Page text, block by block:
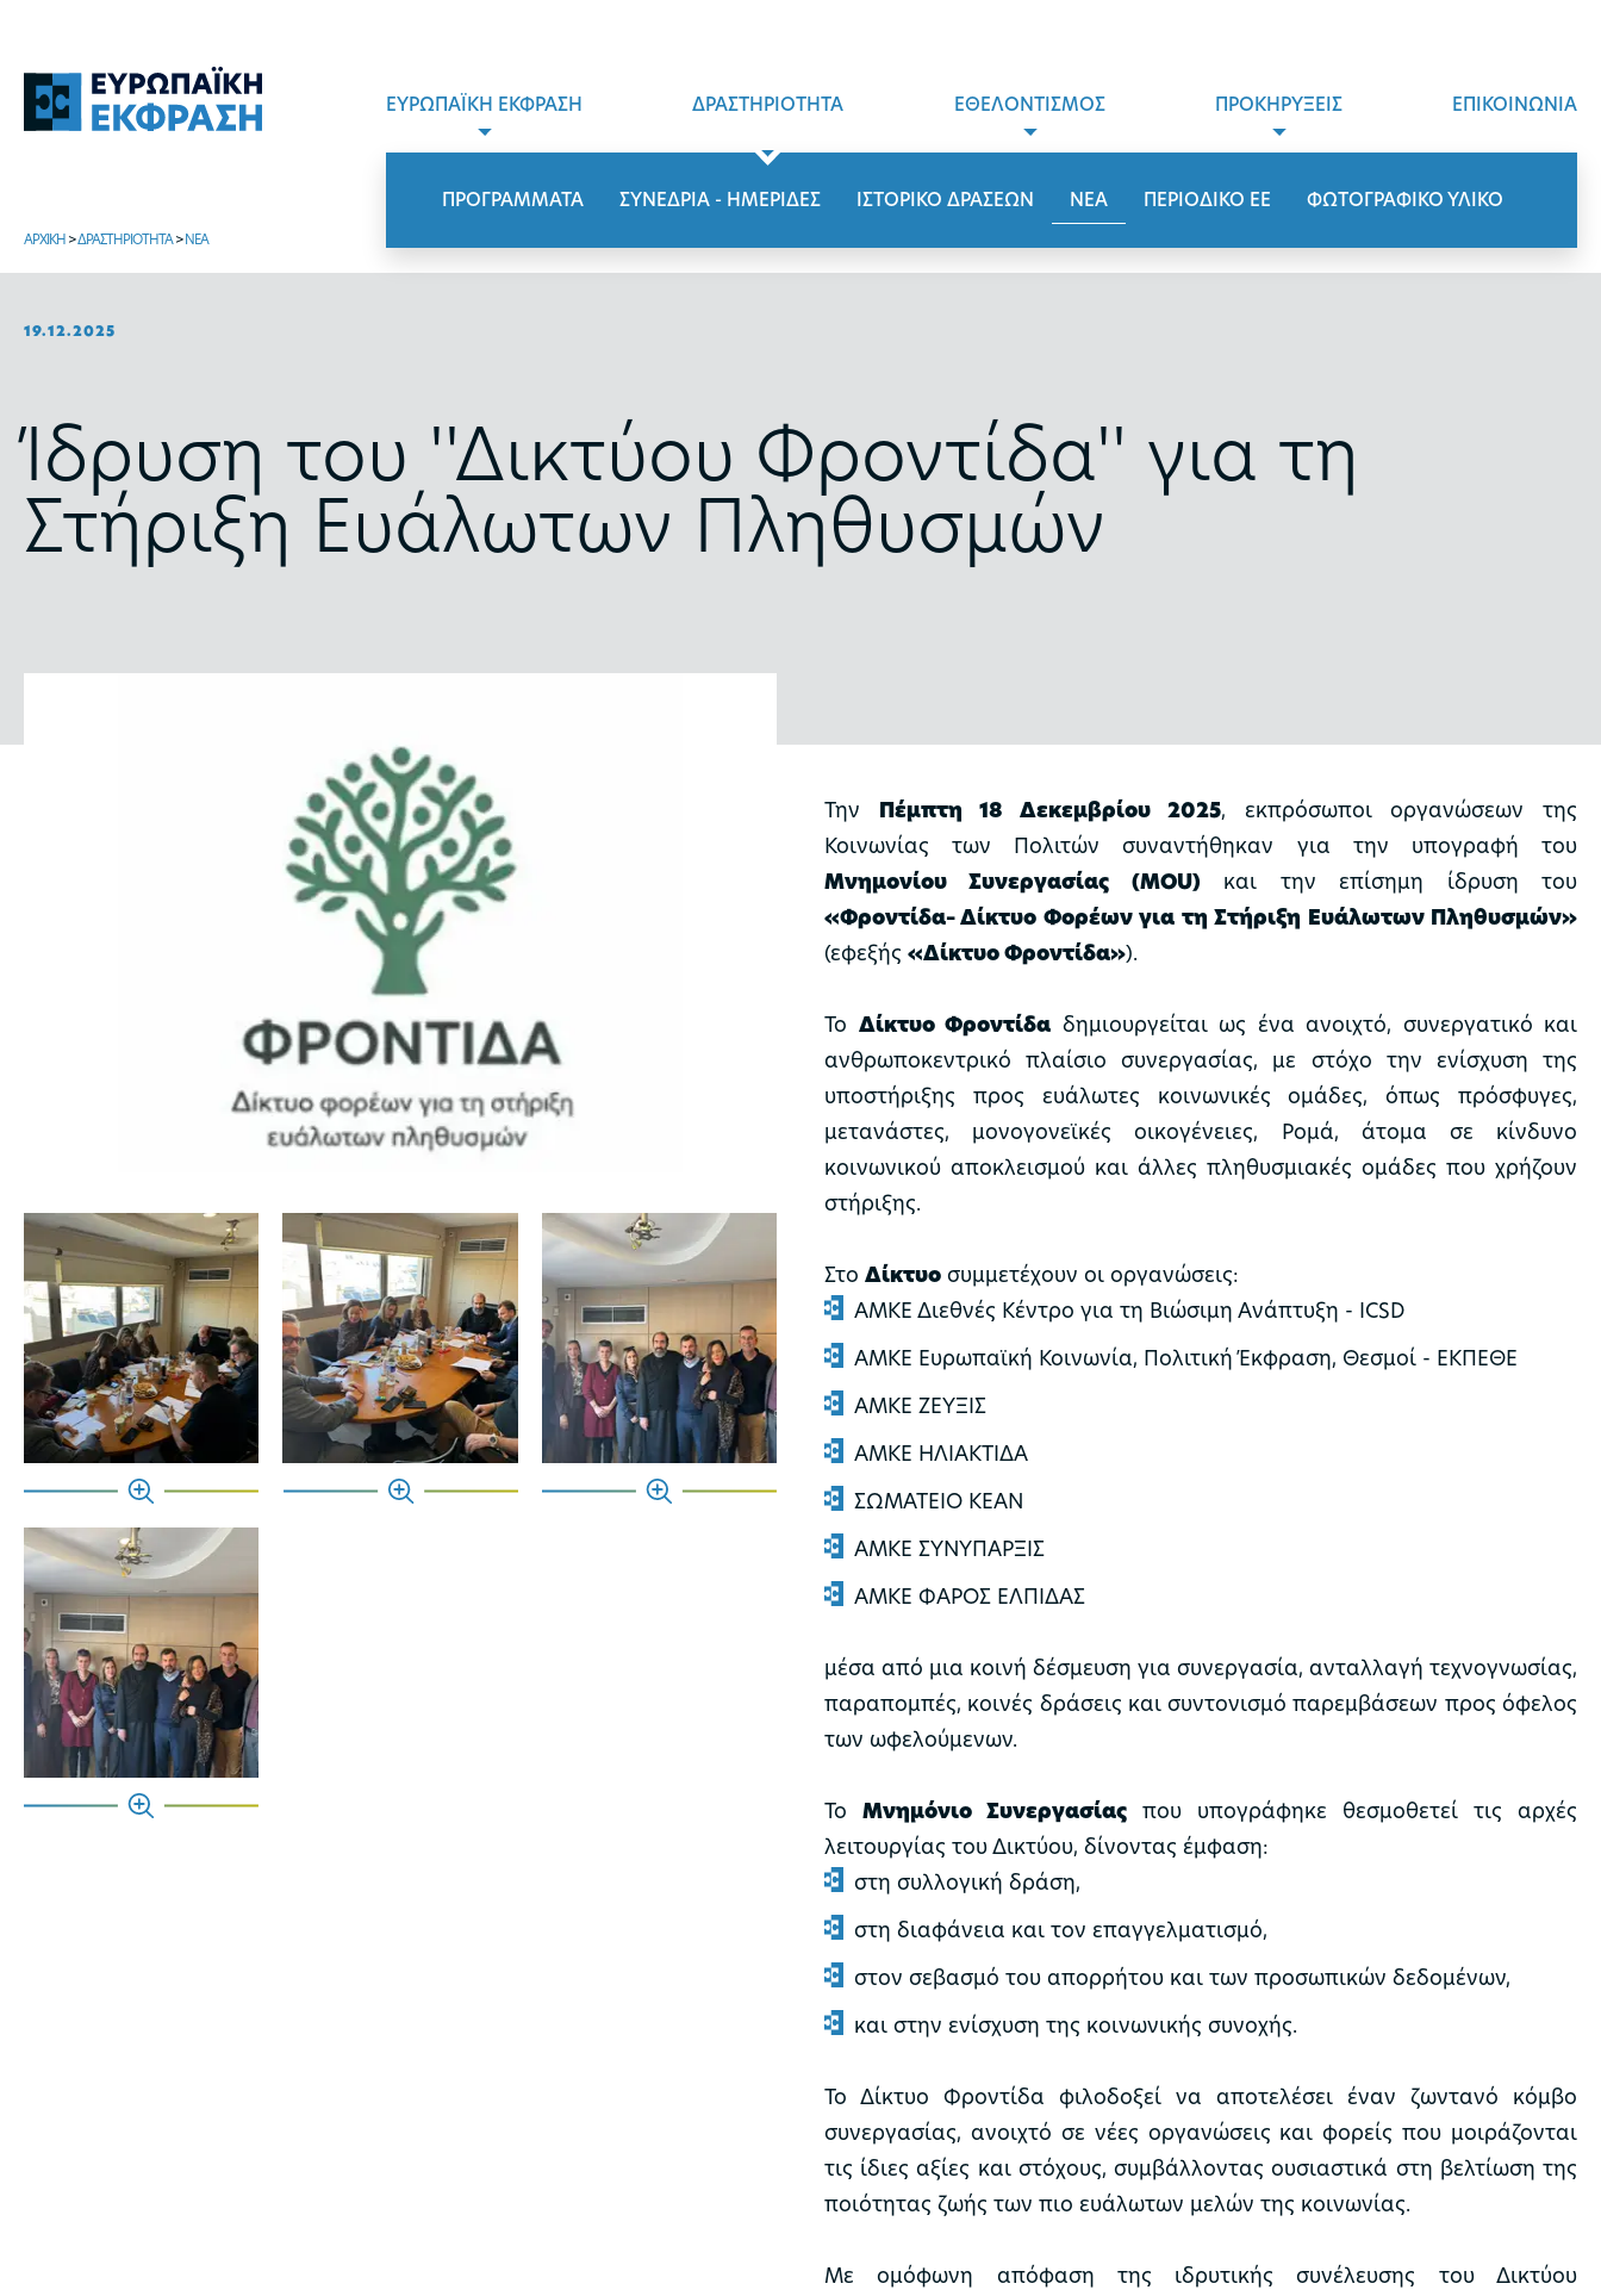
ΕΥΡΩΠΑΪΚΗ ΕΚΦΡΑΣΗ ΔΡΑΣΤΗΡΙΟΤΗΤΑ ΕΘΕΛΟΝΤΙΣΜΟΣ ΠΡΟΚΗΡΥΞΕΙΣ ΕΠΙΚΟΙΝΩΝΙΑ
ΠΡΟΓΡΑΜΜΑΤΑ ΣΥΝΕΔΡΙΑ - ΗΜΕΡΙΔΕΣ ΙΣΤΟΡΙΚΟ ΔΡΑΣΕΩΝ ΝΕΑ ΠΕΡΙΟΔΙΚΟ ΕΕ ΦΩΤΟΓΡΑΦΙΚΟ ΥΛΙΚΟ
ΑΡΧΙΚΗ >ΔΡΑΣΤΗΡΙΟΤΗΤΑ>ΝΕΑ
19.12.2025
Ίδρυση του ''Δικτύου Φροντίδα'' για τη
Στήριξη Ευάλωτων Πληθυσμών
Την Πέμπτη 18 Δεκεμβρίου 2025, εκπρόσωποι οργανώσεων της
Κοινωνίας των Πολιτών συναντήθηκαν για την υπογραφή του
Μνημονίου Συνεργασίας (MOU) και την επίσημη ίδρυση του
«Φροντίδα– Δίκτυο Φορέων για τη Στήριξη Ευάλωτων Πληθυσμών»
(εφεξής «Δίκτυο Φροντίδα»).
Το Δίκτυο Φροντίδα δημιουργείται ως ένα ανοιχτό, συνεργατικό και
ανθρωποκεντρικό πλαίσιο συνεργασίας, με στόχο την ενίσχυση της
υποστήριξης προς ευάλωτες κοινωνικές ομάδες, όπως πρόσφυγες,
μετανάστες, μονογονεϊκές οικογένειες, Ρομά, άτομα σε κίνδυνο
κοινωνικού αποκλεισμού και άλλες πληθυσμιακές ομάδες που χρήζουν
στήριξης.
Στο Δίκτυο συμμετέχουν οι οργανώσεις:
ΑΜΚΕ Διεθνές Κέντρο για τη Βιώσιμη Ανάπτυξη - ICSD
ΑΜΚΕ Ευρωπαϊκή Κοινωνία, Πολιτική Έκφραση, Θεσμοί - ΕΚΠΕΘΕ
ΑΜΚΕ ΖΕΥΞΙΣ
ΑΜΚΕ ΗΛΙΑΚΤΙΔΑ
ΣΩΜΑΤΕΙΟ ΚΕΑΝ
ΑΜΚΕ ΣΥΝΥΠΑΡΞΙΣ
ΑΜΚΕ ΦΑΡΟΣ ΕΛΠΙΔΑΣ
μέσα από μια κοινή δέσμευση για συνεργασία, ανταλλαγή τεχνογνωσίας,
παραπομπές, κοινές δράσεις και συντονισμό παρεμβάσεων προς όφελος
των ωφελούμενων.
Το Μνημόνιο Συνεργασίας που υπογράφηκε θεσμοθετεί τις αρχές
λειτουργίας του Δικτύου, δίνοντας έμφαση:
στη συλλογική δράση,
στη διαφάνεια και τον επαγγελματισμό,
στον σεβασμό του απορρήτου και των προσωπικών δεδομένων,
και στην ενίσχυση της κοινωνικής συνοχής.
Το Δίκτυο Φροντίδα φιλοδοξεί να αποτελέσει έναν ζωντανό κόμβο
συνεργασίας, ανοιχτό σε νέες οργανώσεις και φορείς που μοιράζονται
τις ίδιες αξίες και στόχους, συμβάλλοντας ουσιαστικά στη βελτίωση της
ποιότητας ζωής των πιο ευάλωτων μελών της κοινωνίας.
Με ομόφωνη απόφαση της ιδρυτικής συνέλευσης του Δικτύου